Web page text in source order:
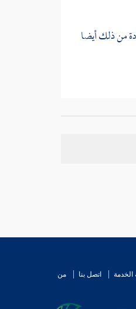
من ذلك أيضا
الخدمة اتصل بنا
من